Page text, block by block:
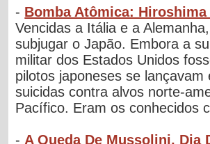
- Bomba Atômica: Hiroshima
Vencidas a Itália e a
subjugar o Japão. Embora a
militar dos Estados Unidos
pilotos japoneses se lançavam
suicidas contra alvos norte-
Pacífico. Eram os conhecidos
- A Queda De Mussolini, Dia